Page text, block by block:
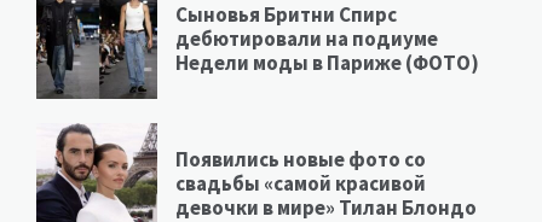
Сыновья Бритни Спирс
дебютировали на подиуме
Недели моды в Париже (ФОТО)
Появились новые фото со
свадьбы «самой красивой
девочки в мире» Тилан Блондо